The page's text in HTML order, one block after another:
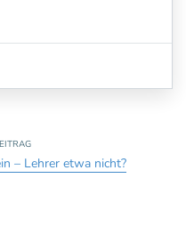
– Lehrer etwa nicht?